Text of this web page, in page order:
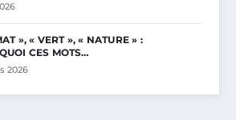
», « VERT », « NATURE » :
CES MOTS…
2026